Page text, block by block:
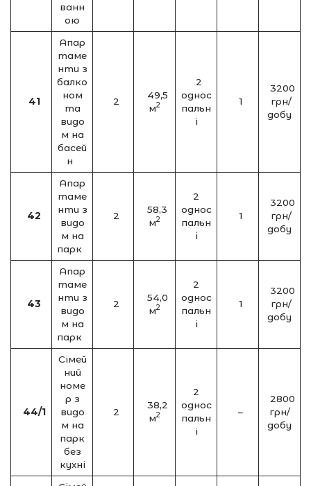
ванн
ою
41
Апар
таме
нти з
балко
ном
та
видо
м на
басей
н
2
49,5
м2
2
однос
пальн
і
1
3200
грн/
добу
42
Апар
таме
нти з
видо
м на
парк
2
58,3
м2
2
однос
пальн
і
1
3200
грн/
добу
43
Апар
таме
нти з
видо
м на
парк
2
54,0
м2
2
однос
пальн
і
1
3200
грн/
добу
44/1
Сімей
ний
номе
р з
видо
м на
парк
без
кухні
2
38,2
м2
2
однос
пальн
і
–
2800
грн/
добу